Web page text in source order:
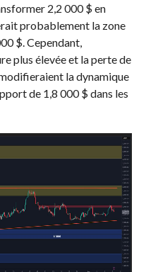
2,2 000 $ en
probablement la zone
$. Cependant,
plus élevée et la perte de
la dynamique
de 1,8 000 $ dans les